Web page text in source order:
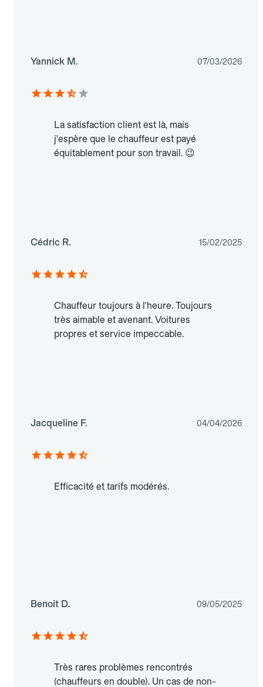
Yannick M. 07/03/2026
La satisfaction client est là, mais
j'espère que le chauffeur est payé
équitablement pour son travail. 😉
Cédric R. 15/02/2025
Chauffeur toujours à l'heure. Toujours
très aimable et avenant. Voitures
propres et service impeccable.
Jacqueline F. 04/04/2026
Efficacité et tarifs modérés.
Benoit D. 09/05/2025
Très rares problèmes rencontrés
(chauffeurs en double). Un cas de non-